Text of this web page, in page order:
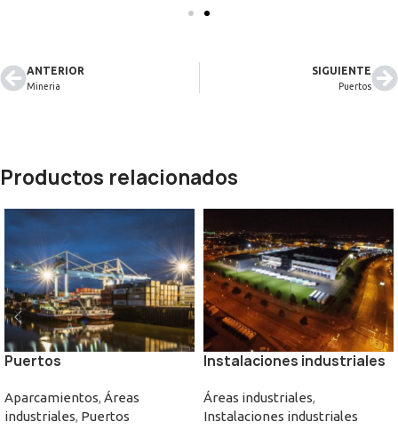
ANTERIOR
Mineria
SIGUIENTE
Puertos
Productos relacionados
Puertos
Aparcamientos, Áreas
industriales, Puertos
Instalaciones industriales
Áreas industriales,
Instalaciones industriales